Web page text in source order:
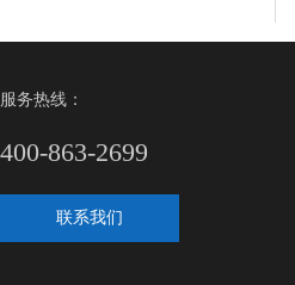
服务热线：
400-863-2699
联系我们